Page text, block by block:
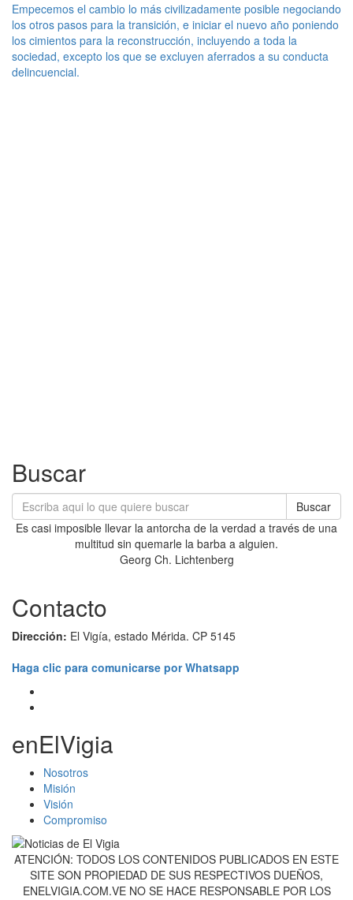
Empecemos el cambio lo más civilizadamente posible negociando
los otros pasos para la transición, e iniciar el nuevo año poniendo
los cimientos para la reconstrucción, incluyendo a toda la
sociedad, excepto los que se excluyen aferrados a su conducta
delincuencial.
Buscar
Buscar
Es casi imposible llevar la antorcha de la verdad a través de una
multitud sin quemarle la barba a alguien.
Georg Ch. Lichtenberg
Contacto
Dirección: El Vigía, estado Mérida. CP 5145
Haga clic para comunicarse por Whatsapp
enElVigia
Nosotros
Misión
Visión
Compromiso
ATENCIÓN: TODOS LOS CONTENIDOS PUBLICADOS EN ESTE
SITE SON PROPIEDAD DE SUS RESPECTIVOS DUEÑOS,
ENELVIGIA.COM.VE NO SE HACE RESPONSABLE POR LOS